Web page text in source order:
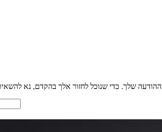
ההודעה שלך. כדי שנוכל לחזור אלך בהקדם, נא